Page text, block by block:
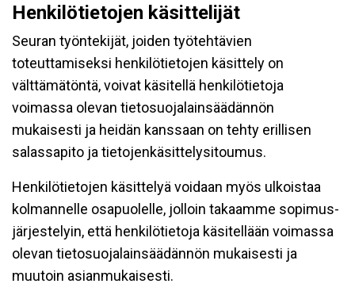
Henkilötietojen käsittelijät
Seuran työntekijät, joiden työtehtävien
toteuttamiseksi henkilötietojen käsittely on
välttämätöntä, voivat käsitellä henkilötietoja
voimassa olevan tietosuojalainsäädännön
mukaisesti ja heidän kanssaan on tehty erillisen
salassapito ja tietojenkäsittelysitoumus.
Henkilötietojen käsittelyä voidaan myös ulkoistaa
kolmannelle osapuolelle, jolloin takaamme sopimus-
järjestelyin, että henkilötietoja käsitellään voimassa
olevan tietosuojalainsäädännön mukaisesti ja
muutoin asianmukaisesti.